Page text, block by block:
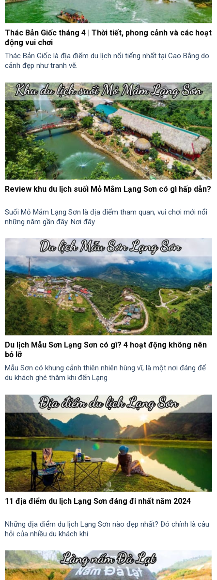
Thác Bản Giốc tháng 4 | Thời tiết, phong cảnh và các hoạt
động vui chơi
Thác Bản Giốc là địa điểm du lịch nổi tiếng nhất tại Cao Bằng do
cảnh đẹp như tranh vẽ.
Review khu du lịch suối Mỏ Mắm Lạng Sơn có gì hấp dẫn?
Suối Mỏ Mắm Lạng Sơn là địa điểm tham quan, vui chơi mới nổi
những năm gần đây. Nơi đây
Du lịch Mẫu Sơn Lạng Sơn có gì? 4 hoạt động không nên
bỏ lỡ
Mẫu Sơn có khung cảnh thiên nhiên hùng vĩ, là một nơi đáng để
du khách ghé thăm khi đến Lạng
11 địa điểm du lịch Lạng Sơn đáng đi nhất năm 2024
Những địa điểm du lịch Lạng Sơn nào đẹp nhất? Đó chính là câu
hỏi của nhiều du khách khi